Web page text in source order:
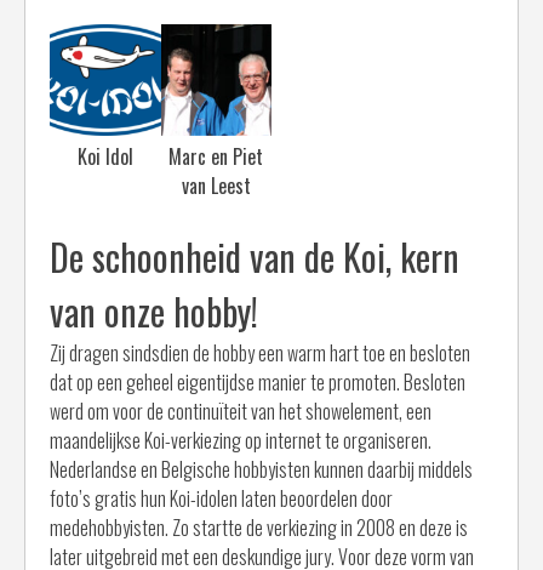
Koi Idol
Marc en Piet
van Leest
De schoonheid van de Koi, kern
van onze hobby!
Zij dragen sindsdien de hobby een warm hart toe en besloten
dat op een geheel eigentijdse manier te promoten. Besloten
werd om voor de continuïteit van het showelement, een
maandelijkse Koi-verkiezing op internet te organiseren.
Nederlandse en Belgische hobbyisten kunnen daarbij middels
foto’s gratis hun Koi-idolen laten beoordelen door
medehobbyisten. Zo startte de verkiezing in 2008 en deze is
later uitgebreid met een deskundige jury. Voor deze vorm van